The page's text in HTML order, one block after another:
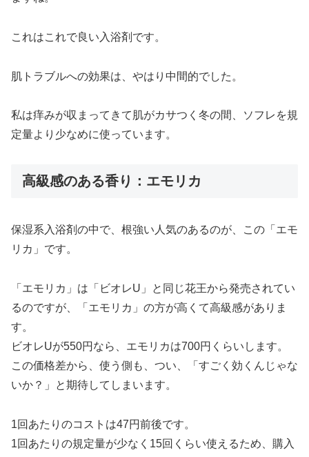
これはこれで良い入浴剤です。
肌トラブルへの効果は、やはり中間的でした。
私は痒みが収まってきて肌がカサつく冬の間、ソフレを規
定量より少なめに使っています。
高級感のある香り：エモリカ
保湿系入浴剤の中で、根強い人気のあるのが、この「エモ
リカ」です。
「エモリカ」は「ビオレU」と同じ花王から発売されてい
るのですが、「エモリカ」の方が高くて高級感がありま
す。
ビオレUが550円なら、エモリカは700円くらいします。
この価格差から、使う側も、つい、「すごく効くんじゃな
いか？」と期待してしまいます。
1回あたりのコストは47円前後です。
1回あたりの規定量が少なく15回くらい使えるため、購入